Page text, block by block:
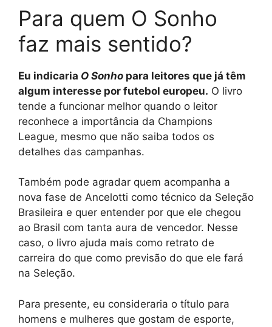
Para quem O Sonho
faz mais sentido?
Eu indicaria O Sonho para leitores que já têm
algum interesse por futebol europeu. O livro
tende a funcionar melhor quando o leitor
reconhece a importância da Champions
League, mesmo que não saiba todos os
detalhes das campanhas.
Também pode agradar quem acompanha a
nova fase de Ancelotti como técnico da Seleção
Brasileira e quer entender por que ele chegou
ao Brasil com tanta aura de vencedor. Nesse
caso, o livro ajuda mais como retrato de
carreira do que como previsão do que ele fará
na Seleção.
Para presente, eu consideraria o título para
homens e mulheres que gostam de esporte,